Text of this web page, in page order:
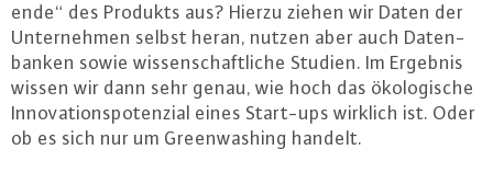
en­de“ des Produkts aus? Hierzu ziehen wir Daten der
Un­ter­neh­men selbst heran, nutzen aber auch Da­ten­
ban­ken sowie wis­sen­schaft­li­che Studien. Im Ergebnis
wissen wir dann sehr genau, wie hoch das öko­lo­gi­sche
In­no­va­ti­ons­po­ten­zi­al eines Start-ups wirklich ist. Oder
ob es sich nur um Green­wa­shing handelt.